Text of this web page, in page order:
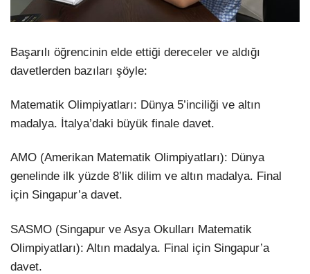
Başarılı öğrencinin elde ettiği dereceler ve aldığı
davetlerden bazıları şöyle:
Matematik Olimpiyatları: Dünya 5’inciliği ve altın
madalya. İtalya’daki büyük finale davet.
AMO (Amerikan Matematik Olimpiyatları): Dünya
genelinde ilk yüzde 8’lik dilim ve altın madalya. Final
için Singapur’a davet.
SASMO (Singapur ve Asya Okulları Matematik
Olimpiyatları): Altın madalya. Final için Singapur’a
davet.